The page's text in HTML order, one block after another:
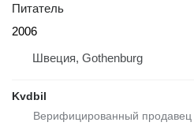
Питатель
2006
Швеция, Gothenburg
Kvdbil